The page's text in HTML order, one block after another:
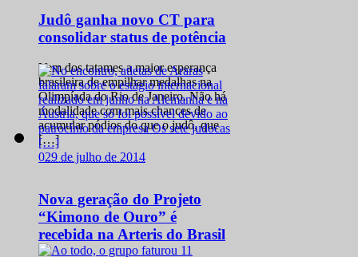
Judô ganha novo CT para
consolidar status de potência
Vem dos tatames a maior esperança
brasileira de empilhar medalhas na
Olimpíada do Rio de Janeiro. Não há
modalidade com mais chances de
acumular pódios do que o judô, que
[…]
029 de julho de 2014
Nova geração do Projeto
“Kimono de Ouro” é
recebida na Arteris do Brasil